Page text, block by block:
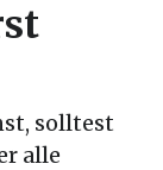
solltest
alle